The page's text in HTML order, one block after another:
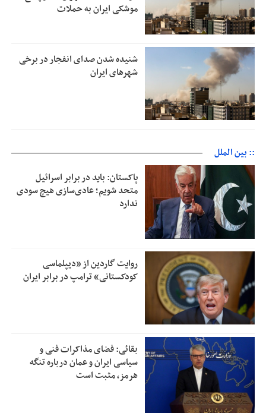
موشکی ایران به حملات
شنیده شدن صدای انفجار در برخی
شهرهای ایران
:: بین الملل
پاکستان: باید در برابر اسرائیل
متحد شویم؛ عادی‌سازی هیچ سودی
ندارد
روایت گاردین از «دیپلماسی
کودکستانی» ترامپ در برابر ایران
بقائی: فضای مذاکرات فنی و
سیاسی ایران و عمان درباره تنگه
هرمز، مثبت است